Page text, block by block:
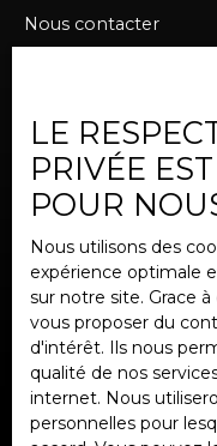
Nous contacter
Informations
Nos honoraires
Mentions légales
Politique de
Plan du site
Gérer les cookies
Propulsé par
LE
PRIVÉE
POUR
Nous utilisons des
expérience optimale
sur notre site. Grace
vous proposer du
d'intérêt. Ils nous
qualité de nos
internet. Nous
personnelles pour